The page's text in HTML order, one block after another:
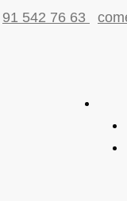
91 542 76 63